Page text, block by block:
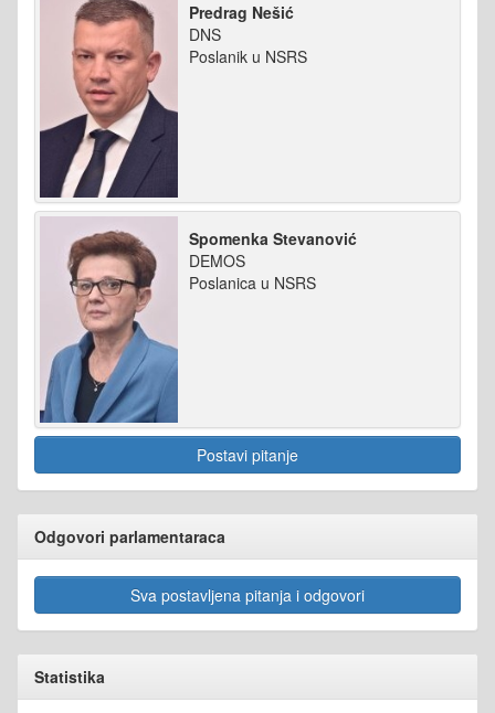
Predrag Nešić
DNS
Poslanik u NSRS
Spomenka Stevanović
DEMOS
Poslanica u NSRS
Postavi pitanje
Odgovori parlamentaraca
Sva postavljena pitanja i odgovori
Statistika